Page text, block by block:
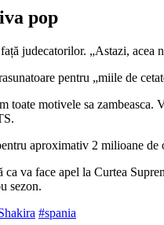
pop
judecatorilor. „Astazi, acea
pentru „miile de
toate motivele sa
aproximativ 2 milioane
va face apel la Curtea
sezon.
#spania